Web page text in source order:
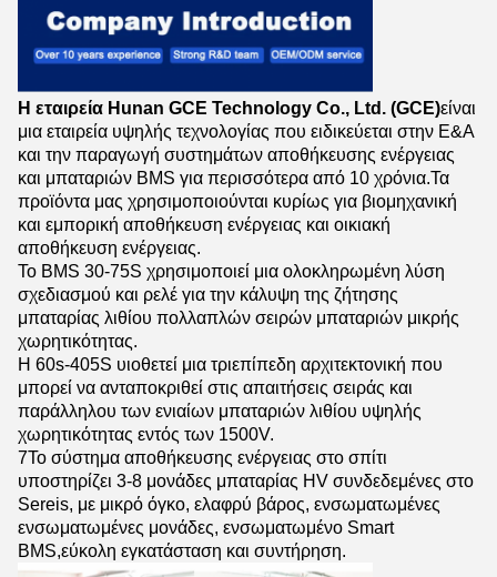
Η εταιρεία Hunan GCE Technology Co., Ltd. (GCE)είναι
μια εταιρεία υψηλής τεχνολογίας που ειδικεύεται στην Ε&Α
και την παραγωγή συστημάτων αποθήκευσης ενέργειας
και μπαταριών BMS για περισσότερα από 10 χρόνια.Τα
προϊόντα μας χρησιμοποιούνται κυρίως για βιομηχανική
και εμπορική αποθήκευση ενέργειας και οικιακή
αποθήκευση ενέργειας.
Το BMS 30-75S χρησιμοποιεί μια ολοκληρωμένη λύση
σχεδιασμού και ρελέ για την κάλυψη της ζήτησης
μπαταρίας λιθίου πολλαπλών σειρών μπαταριών μικρής
χωρητικότητας.
Η 60s-405S υιοθετεί μια τριεπίπεδη αρχιτεκτονική που
μπορεί να ανταποκριθεί στις απαιτήσεις σειράς και
παράλληλου των ενιαίων μπαταριών λιθίου υψηλής
χωρητικότητας εντός των 1500V.
7Το σύστημα αποθήκευσης ενέργειας στο σπίτι
υποστηρίζει 3-8 μονάδες μπαταρίας HV συνδεδεμένες στο
Sereis, με μικρό όγκο, ελαφρύ βάρος, ενσωματωμένες
ενσωματωμένες μονάδες, ενσωματωμένο Smart
BMS,εύκολη εγκατάσταση και συντήρηση.